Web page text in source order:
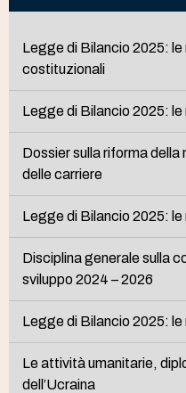
Legge di Bilancio 2025:
costituzionali
Legge di Bilancio 2025:
Dossier sulla riforma
delle carriere
Legge di Bilancio 2025: le
Disciplina generale sulla
sviluppo 2024 – 2026
Legge di Bilancio 2025:
Le attività umanitarie,
dell’Ucraina